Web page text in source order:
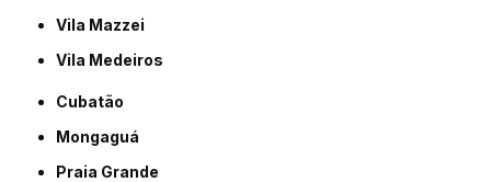
Vila Mazzei
Vila Medeiros
Cubatão
Mongaguá
Praia Grande